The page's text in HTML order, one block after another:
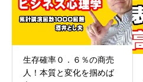
生存確率０．６％の商売
人！本質と変化を掴めば